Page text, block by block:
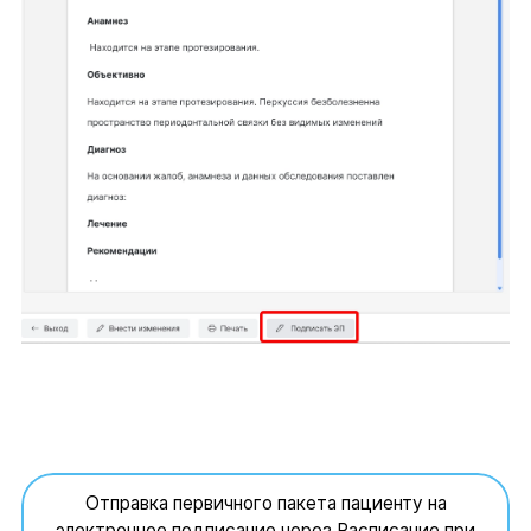
Отправка первичного пакета пациенту на